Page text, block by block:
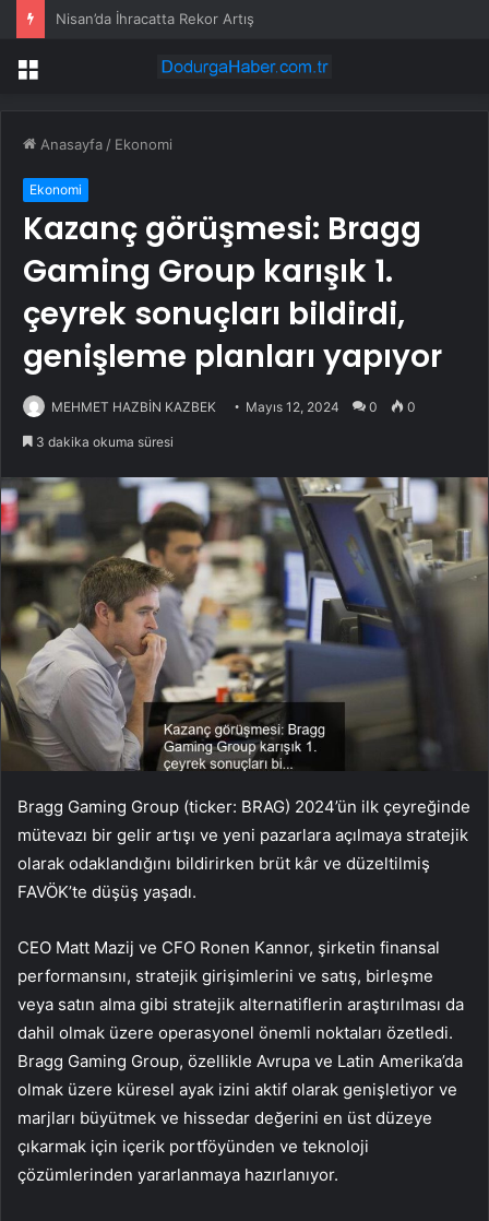
Menü
Anasayfa / Ekonomi
Ekonomi
Kazanç görüşmesi: Bragg
Gaming Group karışık 1.
çeyrek sonuçları bildirdi,
genişleme planları yapıyor
MEHMET HAZBİN KAZBEK Mayıs 12, 2024 0 0
3 dakika okuma süresi
Bragg Gaming Group (ticker: BRAG) 2024’ün ilk çeyreğinde
mütevazı bir gelir artışı ve yeni pazarlara açılmaya stratejik
olarak odaklandığını bildirirken brüt kâr ve düzeltilmiş
FAVÖK’te düşüş yaşadı.
CEO Matt Mazij ve CFO Ronen Kannor, şirketin finansal
performansını, stratejik girişimlerini ve satış, birleşme
veya satın alma gibi stratejik alternatiflerin araştırılması da
dahil olmak üzere operasyonel önemli noktaları özetledi.
Bragg Gaming Group, özellikle Avrupa ve Latin Amerika’da
olmak üzere küresel ayak izini aktif olarak genişletiyor ve
marjları büyütmek ve hissedar değerini en üst düzeye
çıkarmak için içerik portföyünden ve teknoloji
çözümlerinden yararlanmaya hazırlanıyor.